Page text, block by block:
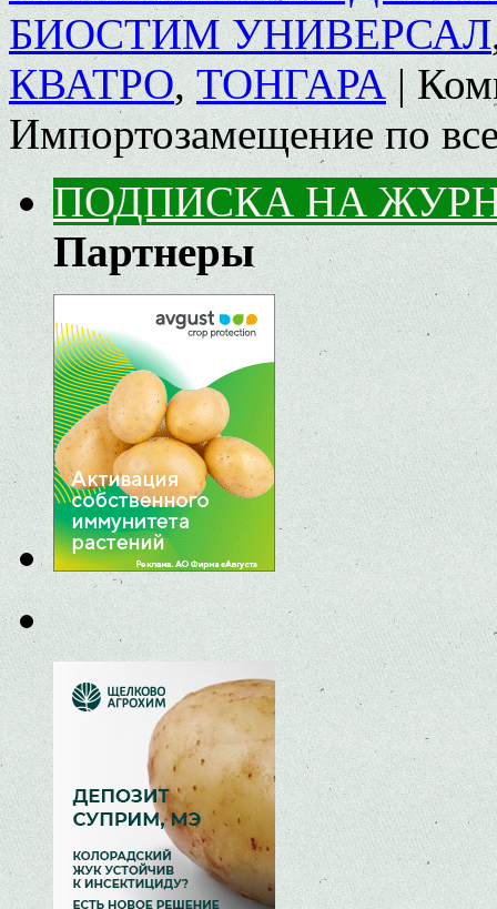
БИОСТИМ УНИВЕРСАЛ
КВАТРО,ТОНГАРА |
Импортозамещение по
ПОДПИСКА НА
Партнеры